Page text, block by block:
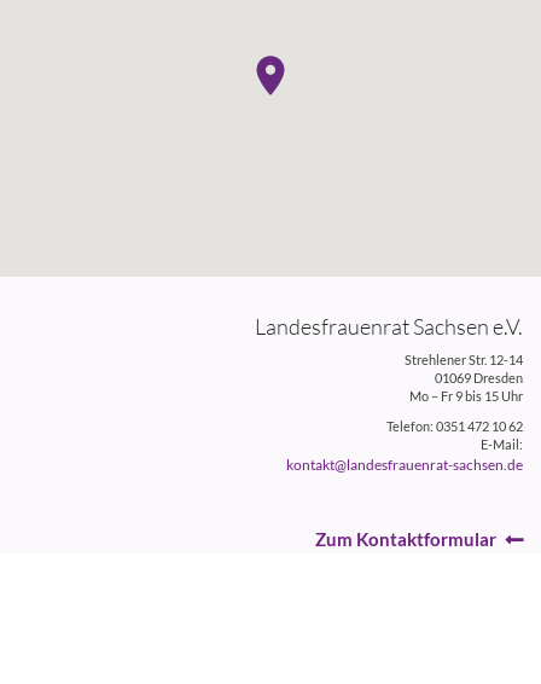
Landesfrauenrat Sachsen e.V.
Strehlener Str. 12-14
01069 Dresden
Mo – Fr 9 bis 15 Uhr
Telefon: 0351 472 10 62
E-Mail:
kontakt@landesfrauenrat-sachsen.de
Zum Kontaktformular